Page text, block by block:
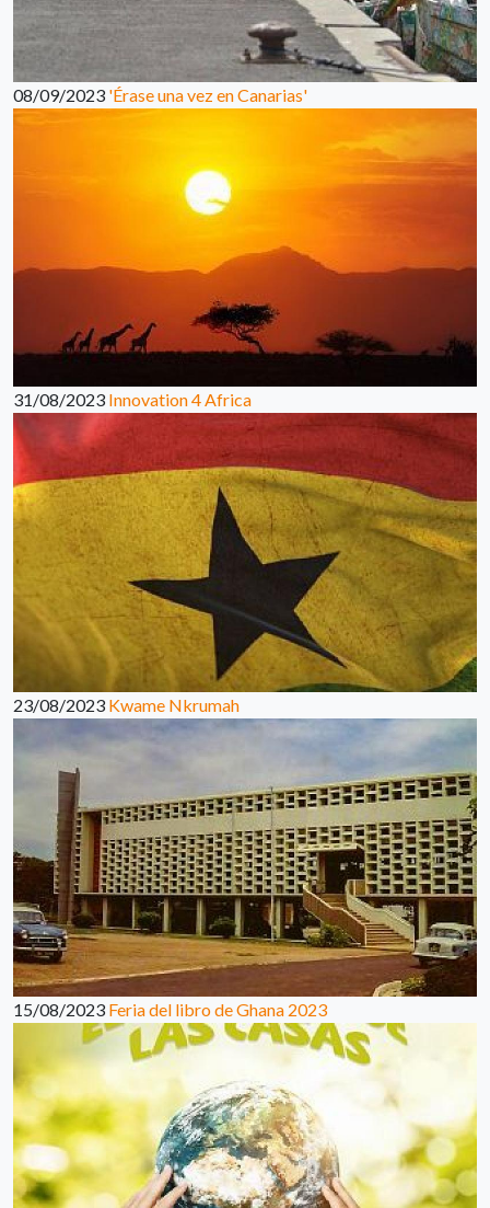
08/09/2023 'Érase una vez en Canarias'
31/08/2023 Innovation 4 Africa
23/08/2023 Kwame Nkrumah
15/08/2023 Feria del libro de Ghana 2023